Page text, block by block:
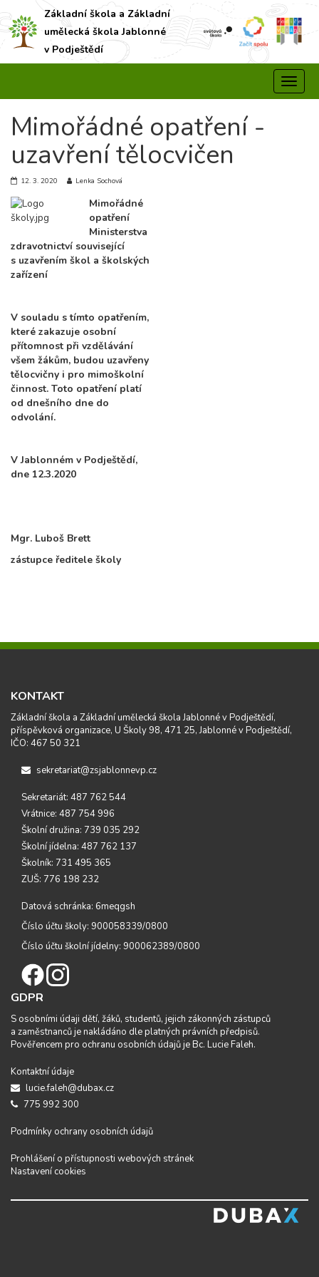
Základní škola a Základní
umělecká škola Jablonné
v Podještědí
Mimořádné opatření -
uzavření tělocvičen
12. 3. 2020 Lenka Sochová
Mimořádné
opatření
Ministerstva
zdravotnictví související
s uzavřením škol a školských
zařízení
V souladu s tímto opatřením,
které zakazuje osobní
přítomnost při vzdělávání
všem žákům, budou uzavřeny
tělocvičny i pro mimoškolní
činnost. Toto opatření platí
od dnešního dne do
odvolání.
V Jablonném v Podještědí,
dne 12.3.2020
Mgr. Luboš Brett
zástupce ředitele školy
KONTAKT
Základní škola a Základní umělecká škola Jablonné v Podještědí,
příspěvková organizace, U Školy 98, 471 25, Jablonné v Podještědí,
IČO: 467 50 321
sekretariat@zsjablonnevp.cz
Sekretariát: 487 762 544
Vrátnice: 487 754 996
Školní družina: 739 035 292
Školní jídelna: 487 762 137
Školník: 731 495 365
ZUŠ: 776 198 232
Datová schránka: 6meqgsh
Číslo účtu školy: 900058339/0800
Číslo účtu školní jídelny: 900062389/0800
GDPR
S osobními údaji dětí, žáků, studentů, jejich zákonných zástupců
a zaměstnanců je nakládáno dle platných právních předpisů.
Pověřencem pro ochranu osobních údajů je Bc. Lucie Faleh.
Kontaktní údaje
lucie.faleh@dubax.cz
775 992 300
Podmínky ochrany osobních údajů
Prohlášení o přístupnosti webových stránek
Nastavení cookies